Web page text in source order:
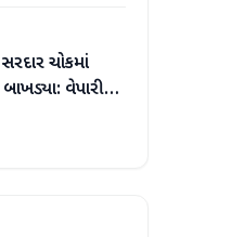
ચોકમાં
વેપારીનું
જાનહાનિ ટળી